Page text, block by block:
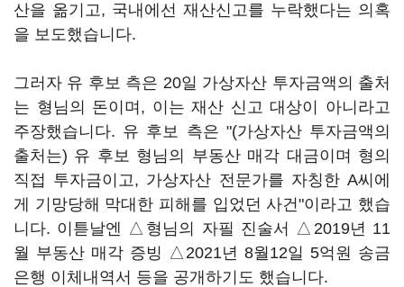
산을 옮기고, 국내에선 재산신고를 누락했다는 의혹
을 보도했습니다.
그러자 유 후보 측은 20일 가상자산 투자금액의 출처
는 형님의 돈이며, 이는 재산 신고 대상이 아니라고
주장했습니다. 유 후보 측은 "(가상자산 투자금액의
출처는) 유 후보 형님의 부동산 매각 대금이며 형의
직접 투자금이고, 가상자산 전문가를 자칭한 A씨에
게 기망당해 막대한 피해를 입었던 사건"이라고 했습
니다. 이튿날엔 △형님의 자필 진술서 △2019년 11
월 부동산 매각 증빙 △2021년 8월12일 5억원 송금
은행 이체내역서 등을 공개하기도 했습니다.